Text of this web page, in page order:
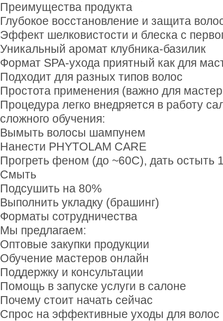
Преимущества продукта
Глубокое восстановление и защита
Эффект шелковистости и блеска с
Уникальный аромат клубника-базилик
Формат SPA-ухода приятный как для
Подходит для разных типов волос
Простота применения (важно для
Процедура легко внедряется в работу
сложного обучения:
Вымыть волосы шампунем
Нанести PHYTOLAM CARE
Прогреть феном (до ~60C), дать остыть
Смыть
Подсушить на 80%
Выполнить укладку (брашинг)
Форматы сотрудничества
Мы предлагаем:
Оптовые закупки продукции
Обучение мастеров онлайн
Поддержку и консультации
Помощь в запуске услуги в салоне
Почему стоит начать сейчас
Спрос на эффективные уходы для волос